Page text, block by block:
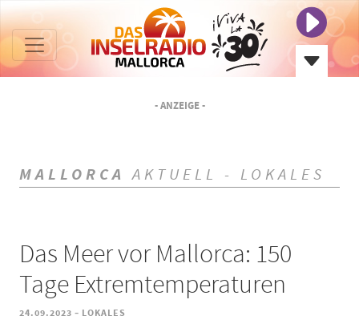
- ANZEIGE -
MALLORCA AKTUELL - LOKALES
Das Meer vor Mallorca: 150
Tage Extremtemperaturen
24.09.2023 - LOKALES